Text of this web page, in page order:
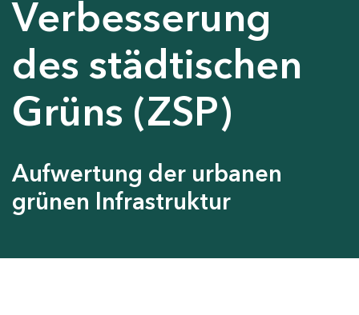
Verbesserung
des städtischen
Grüns (ZSP)
Aufwertung der urbanen
grünen Infrastruktur